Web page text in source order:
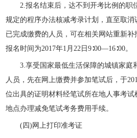
2.报名结束后，达不到开考比例的职
规定的程序办法核减考录计划，直至取
已完成缴费的人员，可在相关网站重新
报名时间为2017年1月22日9∶00—16∶00。
3.享受国家最低生活保障的城镇家庭
人员，先在网上缴费并参加笔试后，于
位出具的证明材料经笔试所在地人事考
地点办理减免笔试考务费用手续。
(四)网上打印准考证